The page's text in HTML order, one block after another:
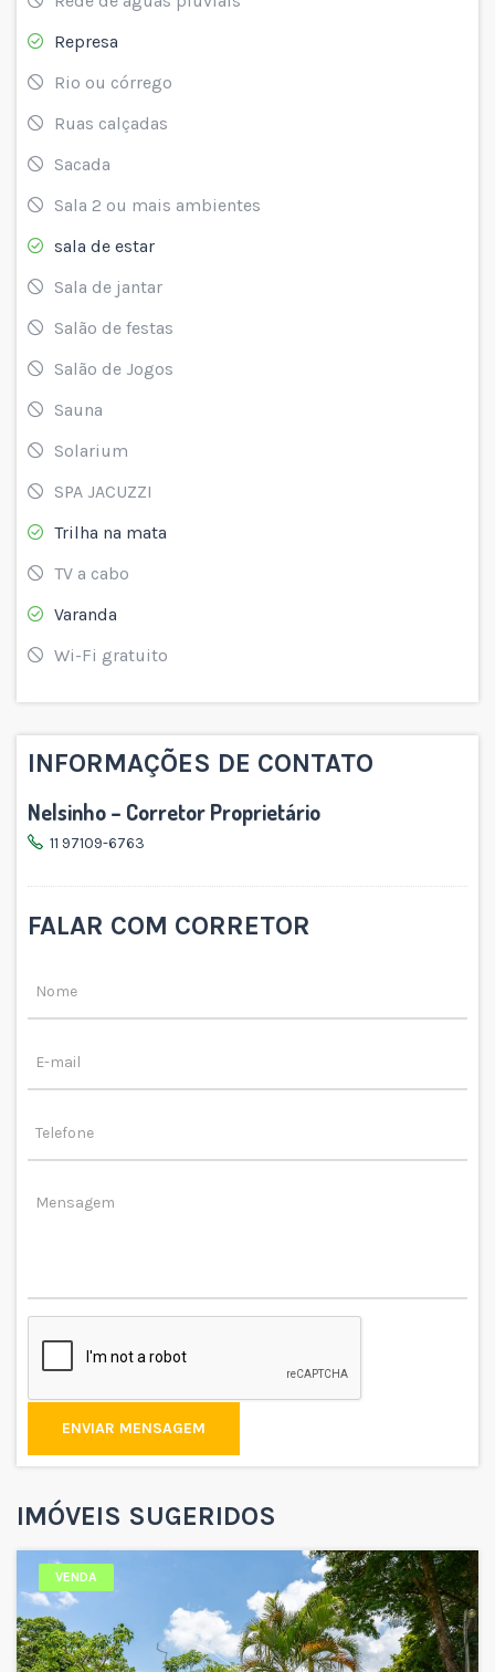
Represa
Rio ou córrego
Ruas calçadas
Sacada
Sala 2 ou mais ambientes
sala de estar
Sala de jantar
Salão de festas
Salão de Jogos
Sauna
Solarium
SPA JACUZZI
Trilha na mata
TV a cabo
Varanda
Wi-Fi gratuito
INFORMAÇÕES DE CONTATO
Nelsinho – Corretor Proprietário
11 97109-6763
FALAR COM CORRETOR
ENVIAR MENSAGEM
IMÓVEIS SUGERIDOS
VENDA